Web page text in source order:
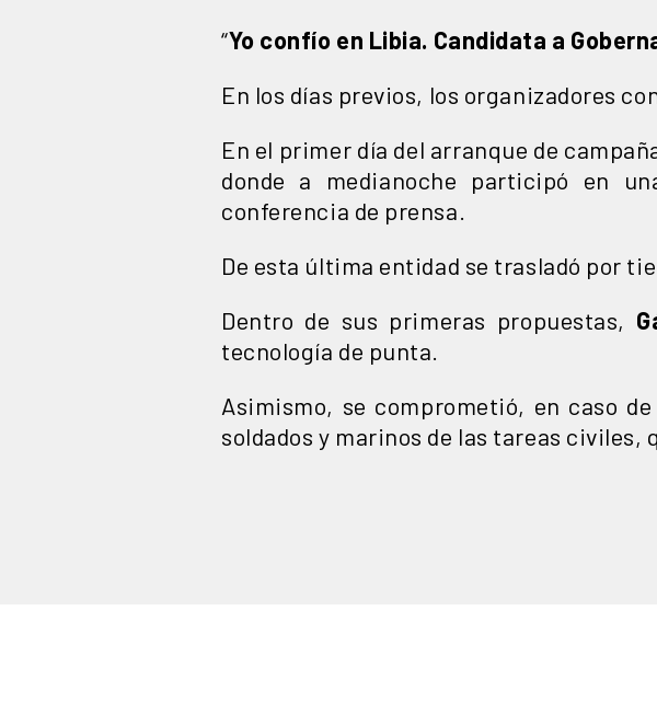
“Yo confío en Libia. Candidata a
En los días previos, los organizadores
En el primer día del arranque de
donde a medianoche participó en
conferencia de prensa.
De esta última entidad se trasladó por
Dentro de sus primeras propuestas,
tecnología de punta.
Asimismo, se comprometió, en caso
soldados y marinos de las tareas